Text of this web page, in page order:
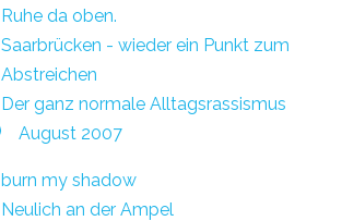
Ruhe da oben.
Saarbrücken - wieder ein Punkt zum
Abstreichen
Der ganz normale Alltagsrassismus
August 2007
burn my shadow
Neulich an der Ampel